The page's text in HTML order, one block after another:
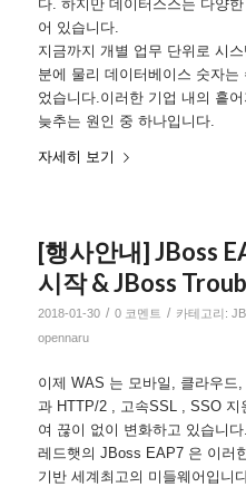
다. 하지만 데이터스스는 다양
어 있습니다.
지금까지 개별 업무 단위로 시
분에 물리 데이터베이스 숫자
었습니다.이러한 기업 내의 흩
늦추는 원인 중 하나입니다.
자세히 보기
[행사안내] JBoss
시작 & JBoss
2018-01-30 / 0 코멘트 / 카테고리:
opennaru
이제 WAS 는 모바일, 클라우드
과 HTTP/2 , 고속SSL , SSO 지
여 끊이 없이 변화하고 있습니다.
레드햇의 JBoss EAP7 은 이러
기반 세계최고의 미들웨어입니